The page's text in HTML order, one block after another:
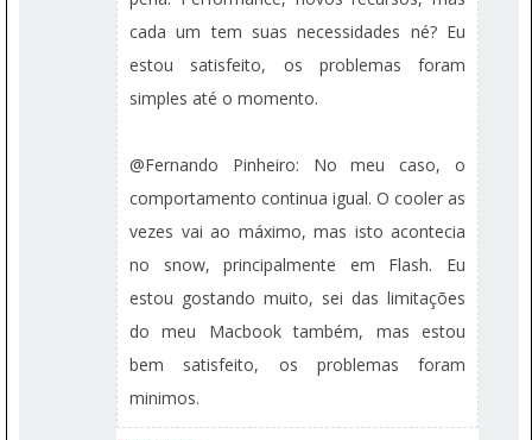
cada um tem suas necessidades né? Eu
estou satisfeito, os problemas foram
simples até o momento.
@Fernando Pinheiro: No meu caso, o
comportamento continua igual. O cooler as
vezes vai ao máximo, mas isto acontecia
no snow, principalmente em Flash. Eu
estou gostando muito, sei das limitações
do meu Macbook também, mas estou
bem satisfeito, os problemas foram
minimos.